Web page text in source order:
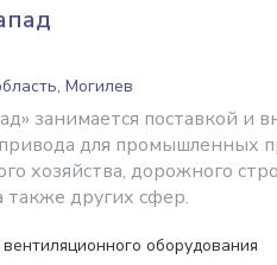
Могилев
занимается поставкой и
для промышленных
хозяйства, дорожного
также других сфер.
оборудования